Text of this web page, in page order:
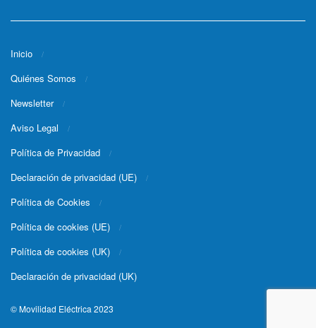
Inicio
Quiénes Somos
Newsletter
Aviso Legal
Política de Privacidad
Declaración de privacidad (UE)
Política de Cookies
Política de cookies (UE)
Política de cookies (UK)
Declaración de privacidad (UK)
© Movilidad Eléctrica 2023